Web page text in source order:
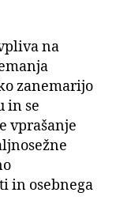
na
zanemarijo
in se
vprašanje
in osebnega